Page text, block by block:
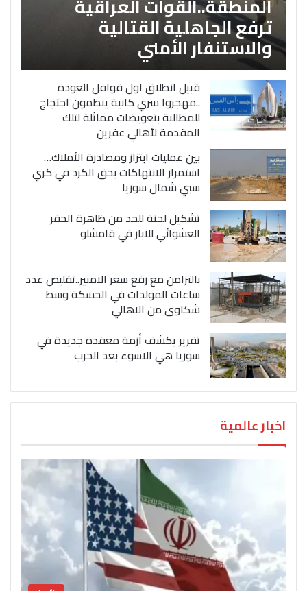
ترفع الجاهلية القتالية
والاستنفار الأمني
قبيل انطلاق اول قوافل العودة
..مهجروا سري كانية ينظمون احتجاج
للمطالبة بتعويضات مماثلة لتلك
المقدمة لأهالي عفرين
بين عمليات ابتزاز ومصادرة الأملاك…
استمرار الانتهاكات بحق الكرد في كري
سبي شمال سوريا
تشكيل لجنة للحد من ظاهرة الحفر
العشوائي للآبار في قامشلو
بالتزامن مع رفع سعر الامبير..تقليص عدد
ساعات المولدات في الحسكة وسط
شكاوى من الاهالي
تقرير يكشف أزمة معقدة جديدة في
سوريا هي الاسوء بعد الحرب
اخبار عالمية